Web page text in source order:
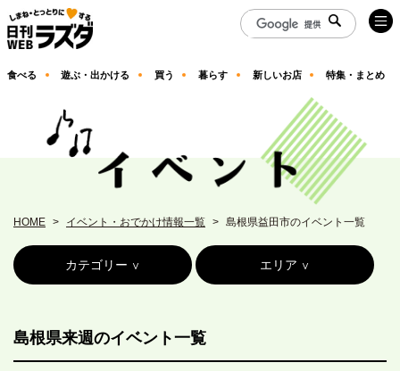
食べる 遊ぶ・出かける 買う 暮らす 新しいお店 特集・まとめ
HOME イベント・おでかけ情報一覧 島根県益田市のイベント一覧
カテゴリー エリア
島根県来週のイベント一覧